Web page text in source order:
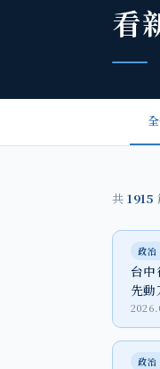
看
共 1915
政
台
先動
衛」
政